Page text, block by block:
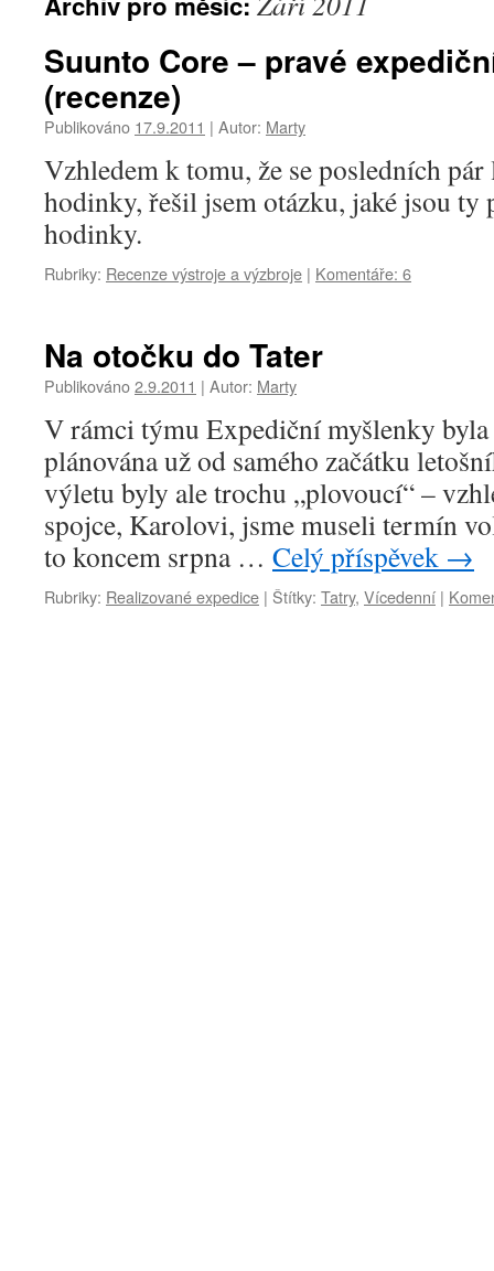
Suunto Core – pravé
(recenze)
Publikováno 17.9.2011 | Autor: Marty
Vzhledem k tomu, že se posledních
hodinky, řešil jsem otázku, jaké jsou ty
hodinky.
Rubriky: Recenze výstroje a výzbroje | Komentáře: 6
Na otočku do Tater
Publikováno2.9.2011 | Autor: Marty
V rámci týmu Expediční myšlenky
plánována už od samého začátku
výletu byly ale trochu „plovoucí“ –
spojce, Karolovi, jsme museli termín
to koncem srpna … Celý příspěvek →
Rubriky: Realizované expedice | Štítky: Tatry, Vícedenní |